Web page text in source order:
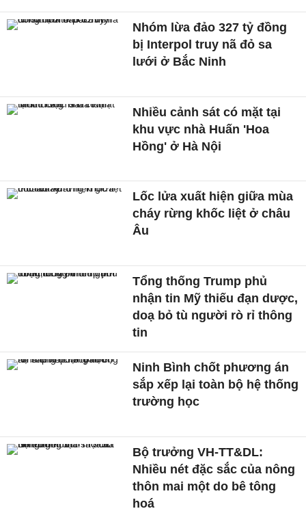
Nhóm lừa đảo 327 tỷ đồng
bị Interpol truy nã đỏ sa
lưới ở Bắc Ninh
Nhiều cảnh sát có mặt tại
khu vực nhà Huấn 'Hoa
Hồng' ở Hà Nội
Lốc lửa xuất hiện giữa mùa
cháy rừng khốc liệt ở châu
Âu
Tổng thống Trump phủ
nhận tin Mỹ thiếu đạn dược,
doạ bỏ tù người rò rỉ thông
tin
Ninh Bình chốt phương án
sắp xếp lại toàn bộ hệ thống
trường học
Bộ trưởng VH-TT&DL:
Nhiều nét đặc sắc của nông
thôn mai một do bê tông
hoá